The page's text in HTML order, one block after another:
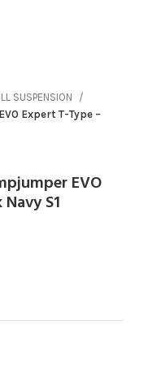
SUSPENSION
Expert T-Type –
EVO
S1